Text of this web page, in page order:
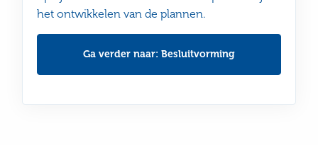
het ontwikkelen van de plannen.
Ga verder naar: Besluitvorming